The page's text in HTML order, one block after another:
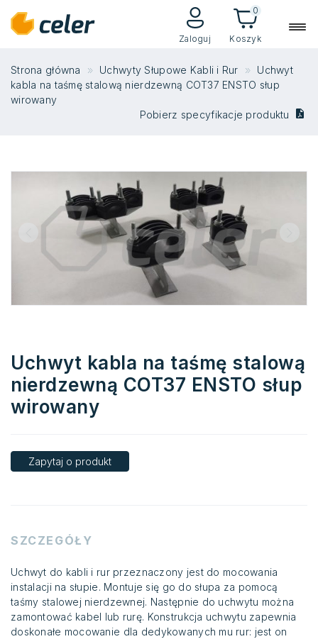
Zaloguj Koszyk
0
Strona główna Uchwyty Słupowe Kabli i Rur
Uchwyt
kabla na taśmę stalową nierdzewną COT37 ENSTO słup
wirowany
Pobierz specyfikacje produktu
Uchwyt kabla na taśmę stalową
nierdzewną COT37 ENSTO słup
wirowany
Zapytaj o produkt
SZCZEGÓŁY
Uchwyt do kabli i rur przeznaczony jest do mocowania
instalacji na słupie. Montuje się go do słupa za pomocą
taśmy stalowej nierdzewnej. Następnie do uchwytu można
zamontować kabel lub rurę. Konstrukcja uchwytu zapewnia
doskonałe mocowanie dla dedykowanych mu rur: jest on